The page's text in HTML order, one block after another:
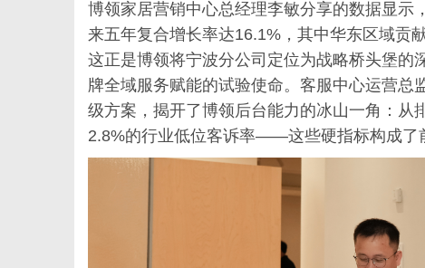
博领家居营销中心总经理李敏分享的数据显示
来五年复合增长率达16.1%，其中华东区域贡
这正是博领将宁波分公司定位为战略桥头堡的
牌全域服务赋能的试验使命。客服中心运营
级方案，揭开了博领后台能力的冰山一角：从
2.8%的行业低位客诉率——这些硬指标构成了